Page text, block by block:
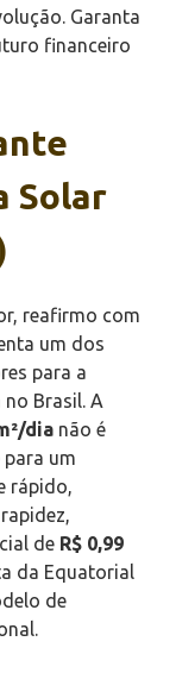
Garanta
financeiro
Solar
reafirmo com
um dos
para a
Brasil. A
dia não é
um
rápido,
rapidez,
de R$ 0,99
da Equatorial
de